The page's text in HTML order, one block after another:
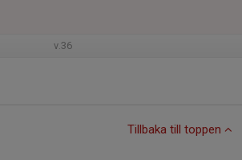
v.36
Tillbaka till toppen